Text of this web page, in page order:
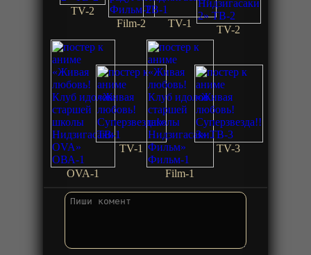
TV-2
Film-2
TV-1
TV-2
OVA-1
TV-1
Film-1
TV-3